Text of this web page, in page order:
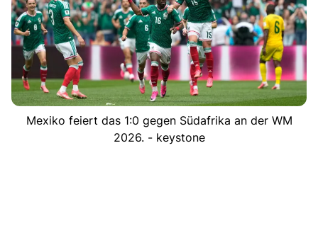
Mexiko feiert das 1:0 gegen Südafrika an der WM
2026. - keystone